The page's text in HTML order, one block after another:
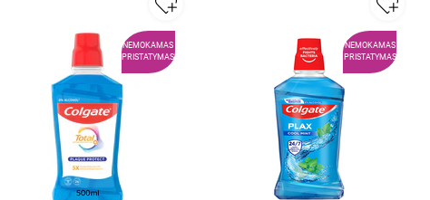
NEMOKAMAS
PRISTATYMAS
NEMOKAMAS
PRISTATYMAS